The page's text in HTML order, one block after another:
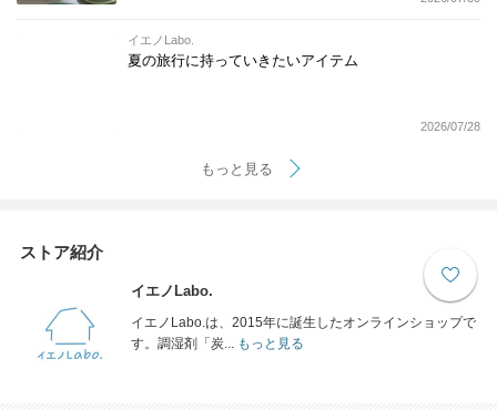
イエノLabo.
夏の旅行に持っていきたいアイテム
2026/07/28
もっと見る
ストア紹介
イエノLabo.
イエノLabo.は、2015年に誕生したオンラインショップで
す。調湿剤「炭...
もっと見る